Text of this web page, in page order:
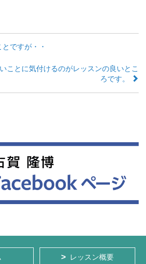
ですが・・
ことに気付けるのがレッスンの良いとこ
ろです。
レッスン概要